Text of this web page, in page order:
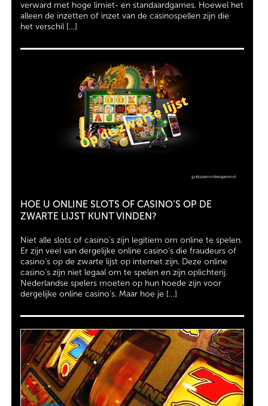
verward met hoge limiet- en standaardgames. Hoewel het
alleen de inzetten of inzet van de casinospellen zijn die
het verschil […]
HOE U ONLINE SLOTS OF CASINO’S OP DE
ZWARTE LIJST KUNT VINDEN?
Niet alle slots of casino’s zijn legitiem om online te spelen.
Er zijn veel van dergelijke online casino’s die fraudeurs of
casino’s op de zwarte lijst op internet zijn. Deze online
casino’s zijn niet legaal om te spelen en zijn oplichterij.
Nederlandse spelers moeten op hun hoede zijn voor
dergelijke online casino’s. Maar hoe je […]